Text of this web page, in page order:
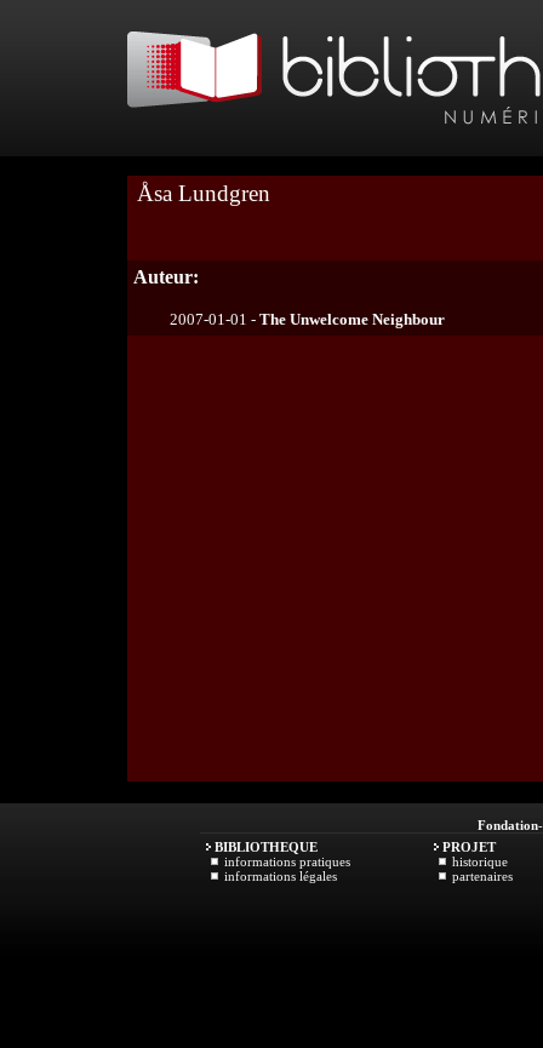
Åsa Lundgren
Auteur:
2007-01-01 - The Unwelcome Neighbour
Fondation
BIBLIOTHEQUE
informations pratiques
informations légales
PROJET
historique
partenaires